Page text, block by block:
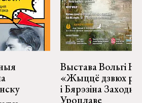
Выстава Вольгі
«Жыццё дзвюх
і Бярэзіна
Уроцлаве